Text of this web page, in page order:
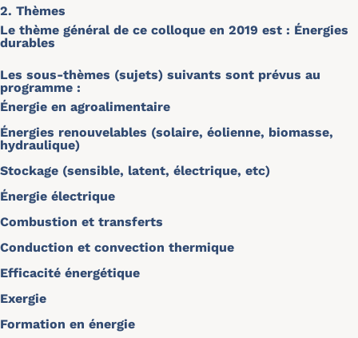
2. Thèmes
Le thème général de ce colloque en 2019 est : Énergies
durables
Les sous-thèmes (sujets) suivants sont prévus au
programme :
Énergie en agroalimentaire
Énergies renouvelables (solaire, éolienne, biomasse,
hydraulique)
Stockage (sensible, latent, électrique, etc)
Énergie électrique
Combustion et transferts
Conduction et convection thermique
Efficacité énergétique
Exergie
Formation en énergie